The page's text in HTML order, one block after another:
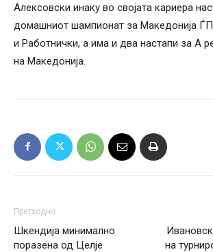
Алексовски инаку во својата кариера
домашниот шампионат за Македонија
и Работнички, а има и два настапи за А
на Македонија.
Претходно
Шкендија минимално
поразена од Целје
на